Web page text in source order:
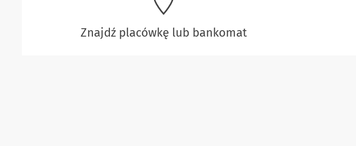
Znajdź placówkę lub bankomat